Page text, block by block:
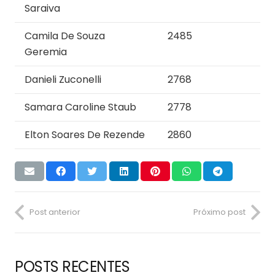
Saraiva
Camila De Souza
Geremia
2485
Danieli Zuconelli
2768
Samara Caroline Staub
2778
Elton Soares De Rezende
2860
Post anterior Próximo post
POSTS RECENTES